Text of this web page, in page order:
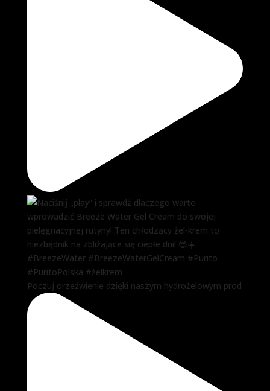
Poczuj orzeźwienie dzięki naszym hydrożelowym prod